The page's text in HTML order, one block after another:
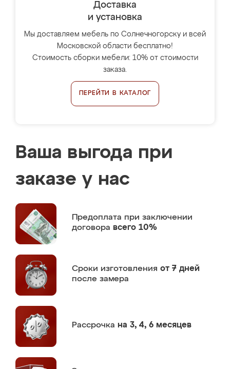
Доставка
и установка
Мы доставляем мебель по Солнечногорску и всей
Московской области бесплатно!
Стоимость сборки мебели: 10% от стоимости
заказа.
ПЕРЕЙТИ В КАТАЛОГ
Ваша выгода при
заказе у нас
Предоплата при заключении
договора всего 10%
Сроки изготовления от 7 дней
после замера
Рассрочка на 3, 4, 6 месяцев